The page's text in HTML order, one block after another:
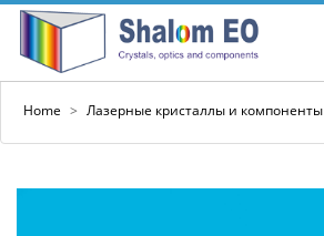
Home > Лазерные кристаллы и компоненты